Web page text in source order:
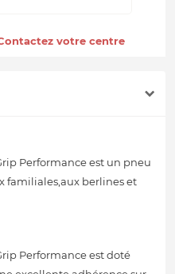
votre centre
Performance est un pneu
familiales,aux berlines et
Performance est doté